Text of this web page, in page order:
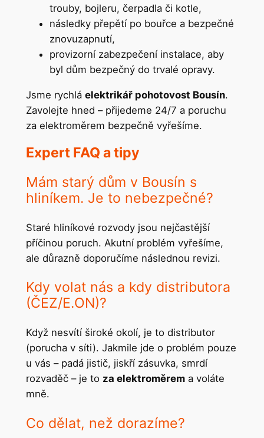
trouby, bojleru, čerpadla či kotle,
následky přepětí po bouřce a bezpečné
znovuzapnutí,
provizorní zabezpečení instalace, aby
byl dům bezpečný do trvalé opravy.
Jsme rychlá elektrikář pohotovost Bousín.
Zavolejte hned – přijedeme 24/7 a poruchu
za elektroměrem bezpečně vyřešíme.
Expert FAQ a tipy
Mám starý dům v Bousín s
hliníkem. Je to nebezpečné?
Staré hliníkové rozvody jsou nejčastější
příčinou poruch. Akutní problém vyřešíme,
ale důrazně doporučíme následnou revizi.
Kdy volat nás a kdy distributora
(ČEZ/E.ON)?
Když nesvítí široké okolí, je to distributor
(porucha v síti). Jakmile jde o problém pouze
u vás – padá jistič, jiskří zásuvka, smrdí
rozvaděč – je to za elektroměrema voláte
mně.
Co dělat, než dorazíme?